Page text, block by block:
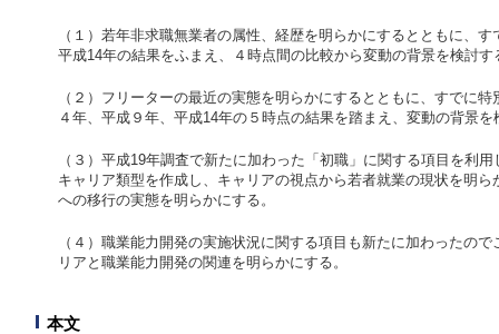
（１）若年非求職無業者の属性、経歴を明らかにするとともに、
平成14年の結果をふまえ、４時点間の比較から変動の背景を検討す
（２）フリーターの最近の実態を明らかにするとともに、すでに
４年、平成９年、平成14年の５時点の結果を踏まえ、変動の背景を
（３）平成19年調査で新たに加わった「初職」に関する項目を利
キャリア類型を作成し、キャリアの視点から若者就業の現状を明
への移行の実態を明らかにする。
（４）職業能力開発の実施状況に関する項目も新たに加わったの
リアと職業能力開発の関連を明らかにする。
本文